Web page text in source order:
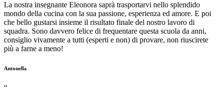
La nostra insegnante Eleonora saprà trasportarvi nello splendido
mondo della cucina con la sua passione, esperienza ed amore. E poi
che bello gustarsi insieme il risultato finale del nostro lavoro di
squadra. Sono davvero felice di frequentare questa scuola da anni,
consiglio vivamente a tutti (esperti e non) di provare, non riuscirete
più a farne a meno!
Antonella
“